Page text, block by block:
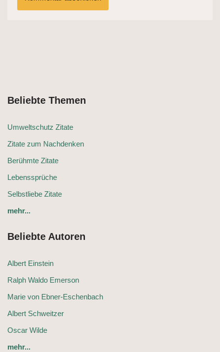
Beliebte Themen
Umweltschutz Zitate
Zitate zum Nachdenken
Berühmte Zitate
Lebenssprüche
Selbstliebe Zitate
mehr...
Beliebte Autoren
Albert Einstein
Ralph Waldo Emerson
Marie von Ebner-Eschenbach
Albert Schweitzer
Oscar Wilde
mehr...